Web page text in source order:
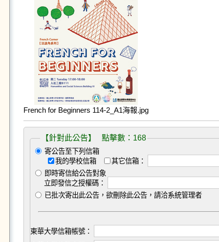
French for Beginners 114-2_A1海報.jpg
【針對此公告】 點擊數：168
寄公告至下列信箱
我的學校信箱
其它信箱：
即時寄信給公告對象
立即發信之授權碼：
已批次寄出此公告，欲刪除此公告，請洽系統管理者
東華大學信箱帳號：